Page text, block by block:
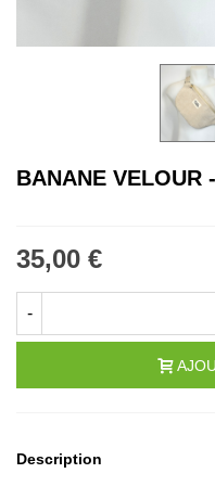
BANANE VELOUR
35,00 €
-
Description